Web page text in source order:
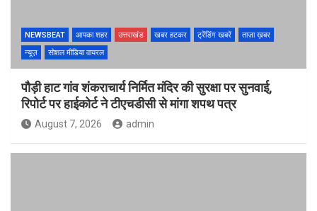
NEWSBEAT आपका शहर उत्तराखंड खबर हटकर ट्रेंडिंग खबरें
ताज़ा ख़बर
न्यूज़
सोशल मीडिया वायरल
पौड़ी हाट गांव शंकराचार्य निर्मित मंदिर की सुरक्षा पर सुनवाई,
रिपोर्ट पर हाईकोर्ट ने टीएचडीसी से मांगा शपथ पत्र
August 7, 2026 admin